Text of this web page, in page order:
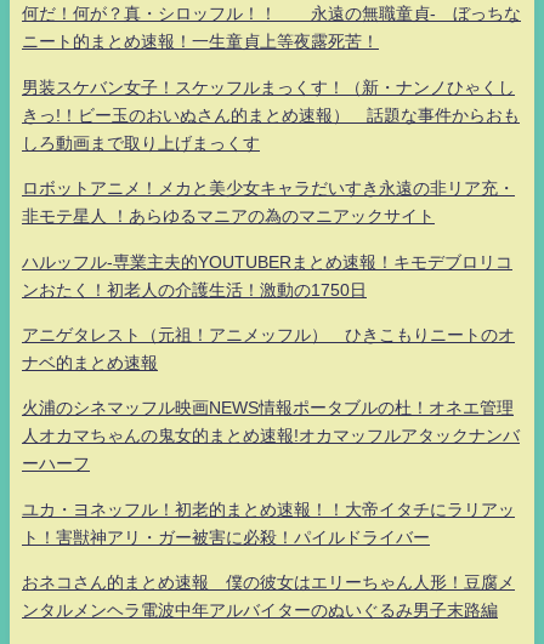
何だ！何が？真・シロッフル！！ 永遠の無職童貞- ぼっちな
ニート的まとめ速報！一生童貞上等夜露死苦！
男装スケバン女子！スケッフルまっくす！（新・ナンノひゃくし
きっ!！ビー玉のおいぬさん的まとめ速報） 話題な事件からおも
しろ動画まで取り上げまっくす
ロボットアニメ！メカと美少女キャラだいすき永遠の非リア充・
非モテ星人 ！あらゆるマニアの為のマニアックサイト
ハルッフル-専業主夫的YOUTUBERまとめ速報！キモデブロリコ
ンおたく！初老人の介護生活！激動の1750日
アニゲタレスト（元祖！アニメッフル） ひきこもりニートのオ
ナベ的まとめ速報
火浦のシネマッフル映画NEWS情報ポータブルの杜！オネエ管理
人オカマちゃんの鬼女的まとめ速報!オカマッフルアタックナンバ
ーハーフ
ユカ・ヨネッフル！初老的まとめ速報！！大帝イタチにラリアッ
ト！害獣神アリ・ガー被害に必殺！パイルドライバー
おネコさん的まとめ速報 僕の彼女はエリーちゃん人形！豆腐メ
ンタルメンヘラ電波中年アルバイターのぬいぐるみ男子末路編